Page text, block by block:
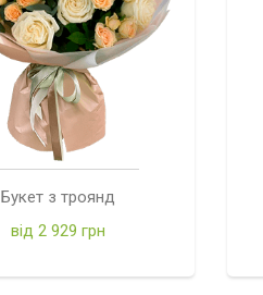
Букет з троянд
від 2 929 грн